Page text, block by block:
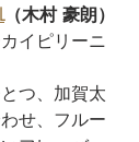
（木村 豪朗）
イピリーニ
つ、加賀太
せ、フルー